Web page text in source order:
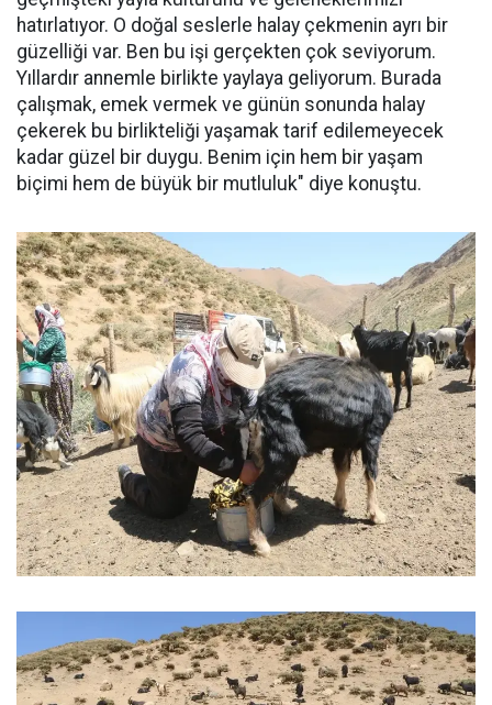
hatırlatıyor. O doğal seslerle halay çekmenin ayrı bir
güzelliği var. Ben bu işi gerçekten çok seviyorum.
Yıllardır annemle birlikte yaylaya geliyorum. Burada
çalışmak, emek vermek ve günün sonunda halay
çekerek bu birlikteliği yaşamak tarif edilemeyecek
kadar güzel bir duygu. Benim için hem bir yaşam
biçimi hem de büyük bir mutluluk" diye konuştu.